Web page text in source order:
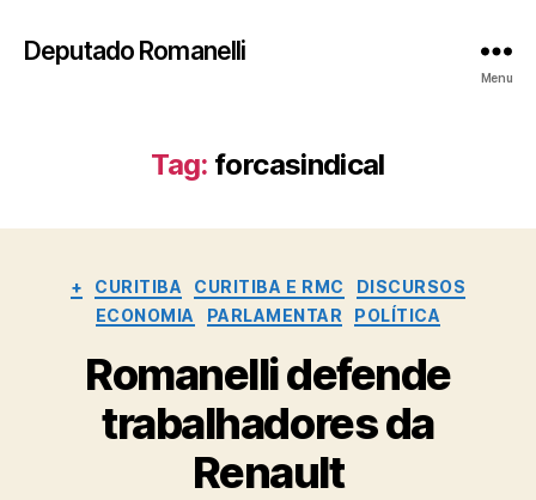
Deputado Romanelli
Menu
Tag: forcasindical
Categorias
+ CURITIBA CURITIBA E RMC
DISCURSOS
ECONOMIA
PARLAMENTAR POLÍTICA
Romanelli defende
trabalhadores da
Renault